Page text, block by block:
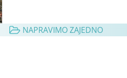
NAPRAVIMO ZAJEDNO